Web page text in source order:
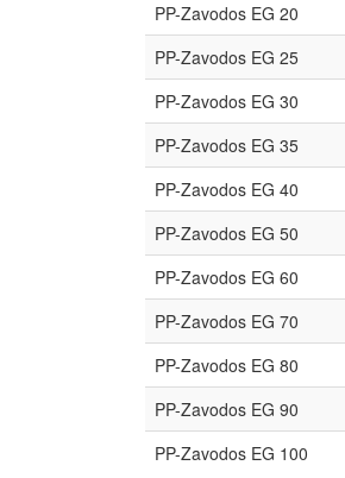
PP-Zavodos EG 20
PP-Zavodos EG 25
PP-Zavodos EG 30
PP-Zavodos EG 35
PP-Zavodos EG 40
PP-Zavodos EG 50
PP-Zavodos EG 60
PP-Zavodos EG 70
PP-Zavodos EG 80
PP-Zavodos EG 90
PP-Zavodos EG 100